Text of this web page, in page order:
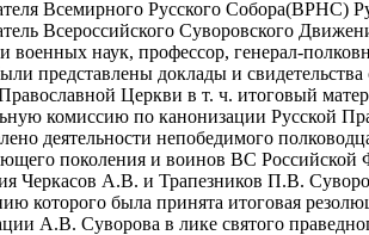
Всемирного Русского
Всероссийского Суворовского
военных наук, профессор, генерал-
представлены доклады и
Церкви в т. ч. итоговый
комиссию по канонизации Русской
деятельности непобедимого
поколения и воинов ВС
Черкасов А.В. и Трапезников П.В.
которого была принята итоговая
А.В. Суворова в лике святого